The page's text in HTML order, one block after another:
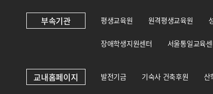
부속기관 평생교육원 원격평생교육원
장애학생지원센터 서울통일교육
교내홈페이지 발전기금 기숙사 건축후원 산